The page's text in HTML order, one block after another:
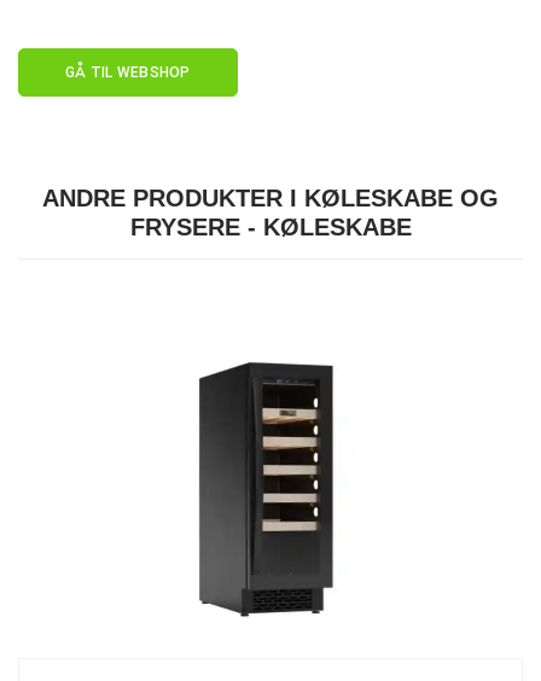
GÅ TIL WEBSHOP
ANDRE PRODUKTER I KØLESKABE OG
FRYSERE - KØLESKABE